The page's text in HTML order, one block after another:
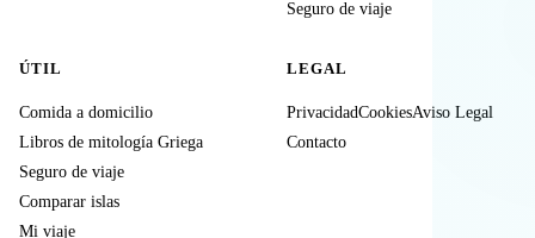
Seguro de viaje
ÚTIL
Comida a domicilio
Libros de mitología Griega
Seguro de viaje
Comparar islas
Mi viaje
LEGAL
PrivacidadCookiesAviso Legal
Contacto